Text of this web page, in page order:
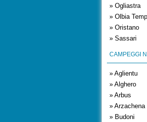
» Ogliastra
» Olbia
» Oristano
» Sassari
CAMPEGGI
» Aglientu
» Alghero
» Arbus
» Arzachena
» Budoni